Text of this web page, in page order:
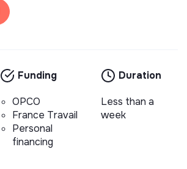
Funding
OPCO
France Travail
Personal
financing
Duration
Less than a
week